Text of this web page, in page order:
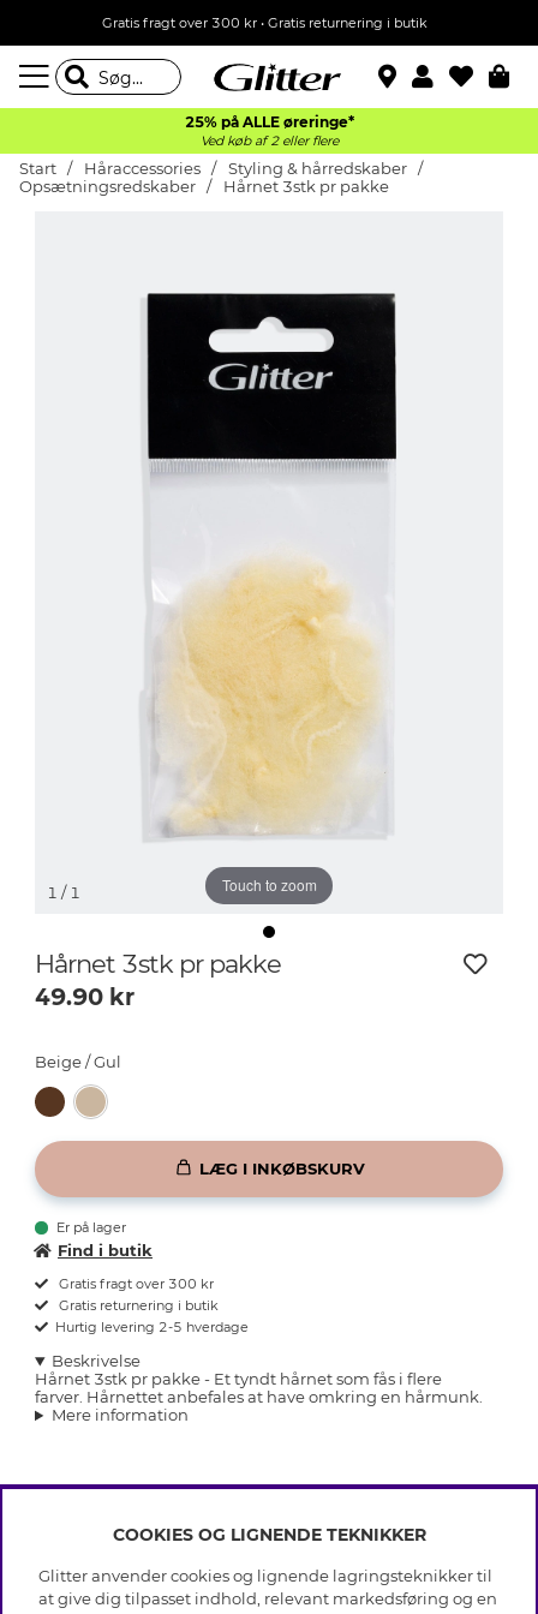
Gratis fragt over 300 kr • Gratis returnering i butik
25% på ALLE øreringe*
Ved køb af 2 eller flere
Start Håraccessories
Styling & hårredskaber
Opsætningsredskaber
Hårnet 3stk pr pakke
Touch to zoom
1 / 1
Hårnet 3stk pr pakke
49.90 kr
Beige / Gul
LÆG I INKØBSKURV
Er på lager
Find i butik
Gratis fragt over 300 kr
Gratis returnering i butik
Hurtig levering 2-5 hverdage
Beskrivelse
Hårnet 3stk pr pakke - Et tyndt hårnet som fås i flere
farver. Hårnettet anbefales at have omkring en hårmunk.
Mere information
INFO
Betingelser
Databeskyttelsespolitik
OM GLITTER
COOKIES OG LIGNENDE TEKNIKKER
Glitter anvender cookies og lignende lagringsteknikker til
at give dig tilpasset indhold, relevant markedsføring og en